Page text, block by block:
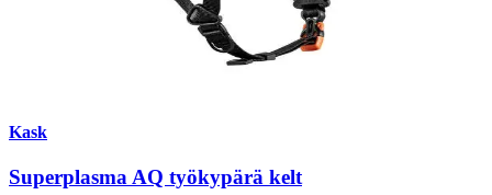
Kask
Superplasma AQ työkypärä kelt